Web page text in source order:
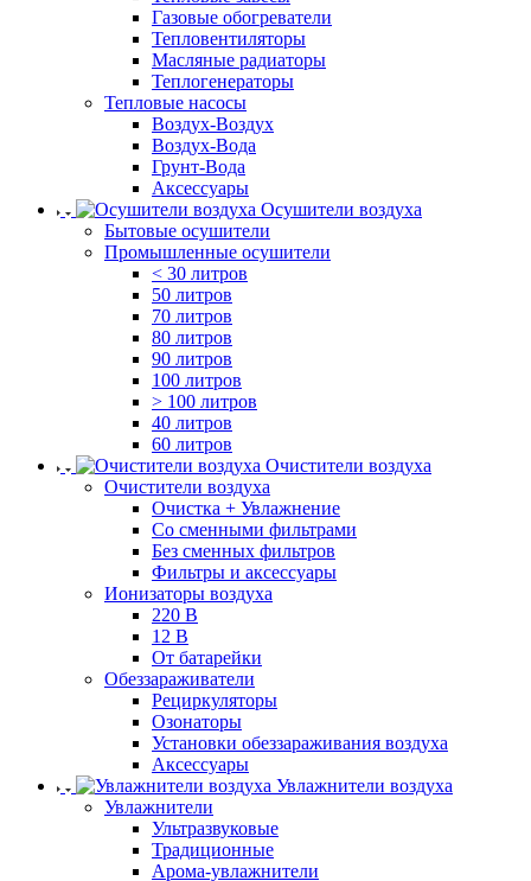
Газовые обогреватели
Тепловентиляторы
Масляные радиаторы
Теплогенераторы
Тепловые насосы
Воздух-Воздух
Воздух-Вода
Грунт-Вода
Аксессуары
Осушители воздуха
Бытовые осушители
Промышленные осушители
< 30 литров
50 литров
70 литров
80 литров
90 литров
100 литров
> 100 литров
40 литров
60 литров
Очистители воздуха
Очистители воздуха
Очистка + Увлажнение
Cо сменными фильтрами
Без сменных фильтров
Фильтры и аксессуары
Ионизаторы воздуха
220 В
12 В
От батарейки
Обеззараживатели
Рециркуляторы
Озонаторы
Установки обеззараживания воздуха
Аксессуары
Увлажнители воздуха
Увлажнители
Ультразвуковые
Традиционные
Арома-увлажнители